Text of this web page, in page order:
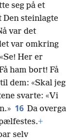
seg på et
Den steinlagte
var det
var omkring
Her er
ham bort! Få
dem: «Skal jeg
svarte: «Vi
16 Da overga
+
selv